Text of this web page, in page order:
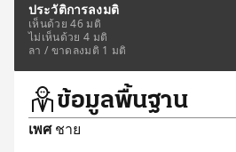
ประวัติการลงมติ
เห็นด้วย 46 มติ
ไม่เห็นด้วย 4 มติ
ลา / ขาดลงมติ 1 มติ
ข้อมูลพื้นฐาน
เพศชาย